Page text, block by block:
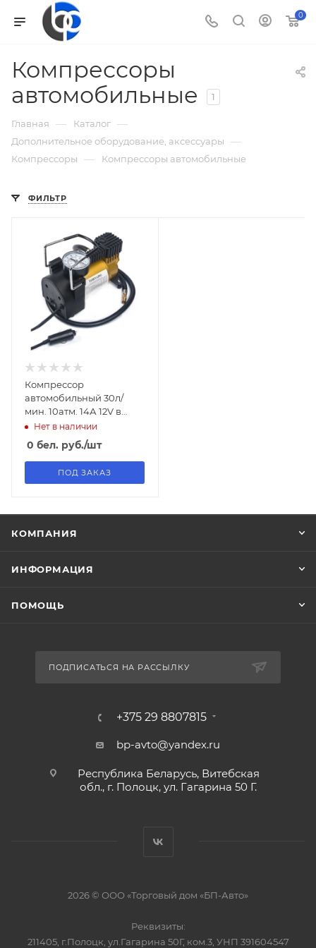
0
Компрессоры
автомобильные
1
Главная — Каталог —
Дополнительное оборудование, аксессуары —
Компрессоры — Компрессоры автомобильные
ФИЛЬТР
Компрессор
автомобильный 30л/
мин. 10атм. 14А 12V в
прикуриватель
(поршневой,сумка)
TORNADO
Нет в наличии
0 бел. руб./шт
ПОД ЗАКАЗ
КОМПАНИЯ
ИНФОРМАЦИЯ
ПОМОЩЬ
ПОДПИСАТЬСЯ НА РАССЫЛКУ
+375 29 8807815
bp-avto@yandex.ru
Республика Беларусь, Витебская
обл., г. Полоцк, ул. Гагарина 50 Г.
2026 © ООО «Торговый дом «БП-Авто»
Реквизиты:
211405, г.Полоцк, ул.Гагарина 50Г, ком.3, УНП 391604547